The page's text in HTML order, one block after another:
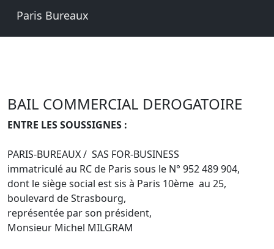
Paris Bureaux
BAIL COMMERCIAL DEROGATOIRE
ENTRE LES SOUSSIGNES :
PARIS-BUREAUX / SAS FOR-BUSINESS
immatriculé au RC de Paris sous le N° 952 489 904,
dont le siège social est sis à Paris 10ème au 25,
boulevard de Strasbourg,
représentée par son président,
Monsieur Michel MILGRAM